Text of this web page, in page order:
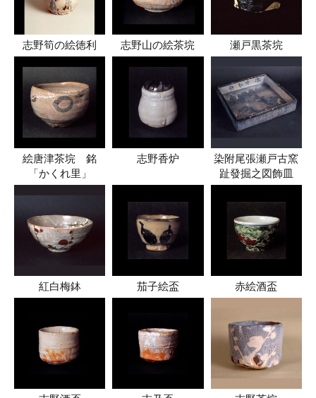
志野筍の絵徳利 志野山の絵茶垸 瀬戸黒茶垸
絵唐津茶垸 銘
「かくれ里」
志野香炉
染附尾張瀬戸古窯
趾發掘之図飾皿
紅白梅鉢 茄子絵盃 赤絵酒盃